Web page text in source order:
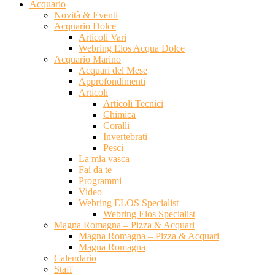
Acquario
Novità & Eventi
Acquario Dolce
Articoli Vari
Webring Elos Acqua Dolce
Acquario Marino
Acquari del Mese
Approfondimenti
Articoli
Articoli Tecnici
Chimica
Coralli
Invertebrati
Pesci
La mia vasca
Fai da te
Programmi
Video
Webring ELOS Specialist
Webring Elos Specialist
Magna Romagna – Pizza & Acquari
Magna Romagna – Pizza & Acquari
Magna Romagna
Calendario
Staff